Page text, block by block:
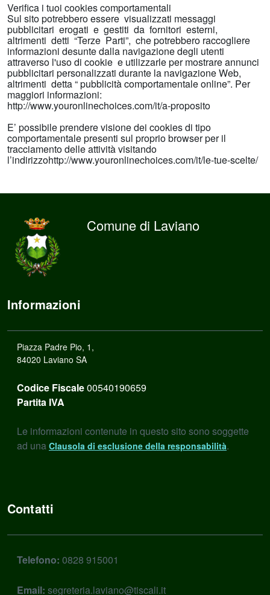
Verifica i tuoi cookies comportamentali
Sul sito potrebbero essere visualizzati messaggi
pubblicitari erogati e gestiti da fornitori esterni,
altrimenti detti “Terze Parti”, che potrebbero raccogliere
informazioni desunte dalla navigazione degli utenti
attraverso l'uso di cookie e utilizzarle per mostrare annunci
pubblicitari personalizzati durante la navigazione Web,
altrimenti detta “ pubblicità comportamentale online”. Per
maggiori informazioni:
http://www.youronlinechoices.com/it/a-proposito
E’ possibile prendere visione dei cookies di tipo
comportamentale presenti sul proprio browser per il
tracciamento delle attività visitando
l’indirizzohttp://www.youronlinechoices.com/it/le-tue-scelte/
Comune di Laviano
Informazioni
Piazza Padre Pio, 1,
84020 Laviano SA
Codice Fiscale00540190659
Partita IVA
Le informazioni contenute in questo sito sono soggette
ad una Clausola di esclusione della responsabilità.
Contatti
Telefono: 0828 915001
Email: segreteria.laviano@tiscali.it